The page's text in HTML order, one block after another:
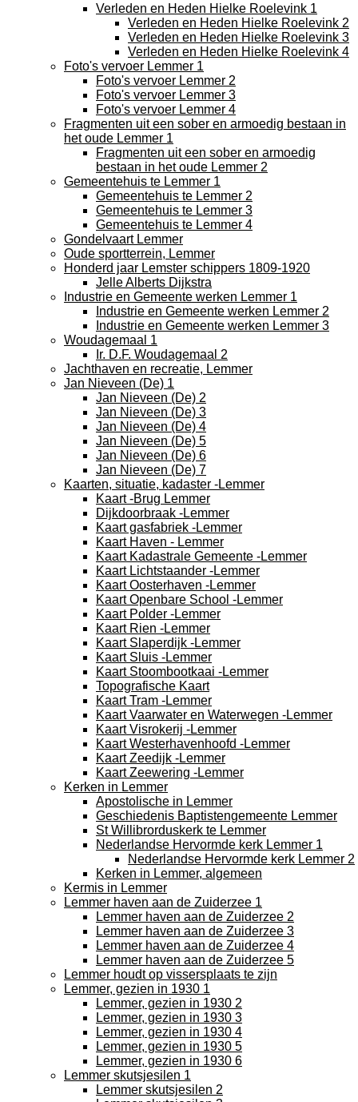
Verleden en Heden Hielke Roelevink 1
Verleden en Heden Hielke Roelevink 2
Verleden en Heden Hielke Roelevink 3
Verleden en Heden Hielke Roelevink 4
Foto's vervoer Lemmer 1
Foto's vervoer Lemmer 2
Foto's vervoer Lemmer 3
Foto's vervoer Lemmer 4
Fragmenten uit een sober en armoedig bestaan in
het oude Lemmer 1
Fragmenten uit een sober en armoedig
bestaan in het oude Lemmer 2
Gemeentehuis te Lemmer 1
Gemeentehuis te Lemmer 2
Gemeentehuis te Lemmer 3
Gemeentehuis te Lemmer 4
Gondelvaart Lemmer
Oude sportterrein, Lemmer
Honderd jaar Lemster schippers 1809-1920
Jelle Alberts Dijkstra
Industrie en Gemeente werken Lemmer 1
Industrie en Gemeente werken Lemmer 2
Industrie en Gemeente werken Lemmer 3
Woudagemaal 1
Ir. D.F. Woudagemaal 2
Jachthaven en recreatie, Lemmer
Jan Nieveen (De) 1
Jan Nieveen (De) 2
Jan Nieveen (De) 3
Jan Nieveen (De) 4
Jan Nieveen (De) 5
Jan Nieveen (De) 6
Jan Nieveen (De) 7
Kaarten, situatie, kadaster -Lemmer
Kaart -Brug Lemmer
Dijkdoorbraak -Lemmer
Kaart gasfabriek -Lemmer
Kaart Haven - Lemmer
Kaart Kadastrale Gemeente -Lemmer
Kaart Lichtstaander -Lemmer
Kaart Oosterhaven -Lemmer
Kaart Openbare School -Lemmer
Kaart Polder -Lemmer
Kaart Rien -Lemmer
Kaart Slaperdijk -Lemmer
Kaart Sluis -Lemmer
Kaart Stoombootkaai -Lemmer
Topografische Kaart
Kaart Tram -Lemmer
Kaart Vaarwater en Waterwegen -Lemmer
Kaart Visrokerij -Lemmer
Kaart Westerhavenhoofd -Lemmer
Kaart Zeedijk -Lemmer
Kaart Zeewering -Lemmer
Kerken in Lemmer
Apostolische in Lemmer
Geschiedenis Baptistengemeente Lemmer
St Willibrorduskerk te Lemmer
Nederlandse Hervormde kerk Lemmer 1
Nederlandse Hervormde kerk Lemmer 2
Kerken in Lemmer, algemeen
Kermis in Lemmer
Lemmer haven aan de Zuiderzee 1
Lemmer haven aan de Zuiderzee 2
Lemmer haven aan de Zuiderzee 3
Lemmer haven aan de Zuiderzee 4
Lemmer haven aan de Zuiderzee 5
Lemmer houdt op vissersplaats te zijn
Lemmer, gezien in 1930 1
Lemmer, gezien in 1930 2
Lemmer, gezien in 1930 3
Lemmer, gezien in 1930 4
Lemmer, gezien in 1930 5
Lemmer, gezien in 1930 6
Lemmer skutsjesilen 1
Lemmer skutsjesilen 2